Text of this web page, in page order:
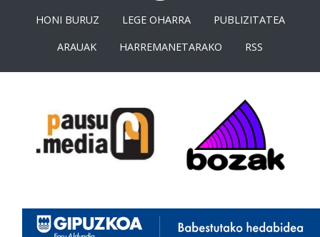
HONI BURUZ LEGE OHARRA
PUBLIZITATEA
ARAUAK
HARREMANETARAKO RSS